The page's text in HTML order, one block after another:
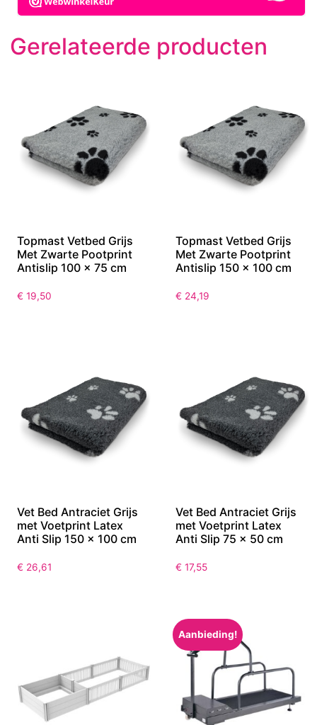
Gerelateerde producten
Topmast Vetbed Grijs
Met Zwarte Pootprint
Antislip 100 x 75 cm
€ 19,50
Topmast Vetbed Grijs
Met Zwarte Pootprint
Antislip 150 x 100 cm
€ 24,19
Vet Bed Antraciet Grijs
met Voetprint Latex
Anti Slip 150 x 100 cm
€ 26,61
Vet Bed Antraciet Grijs
met Voetprint Latex
Anti Slip 75 x 50 cm
€ 17,55
Aanbieding!